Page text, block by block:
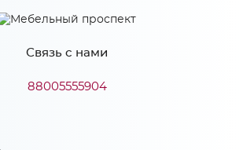
925
75
Сурская мебель
Связь с нами
88005555904